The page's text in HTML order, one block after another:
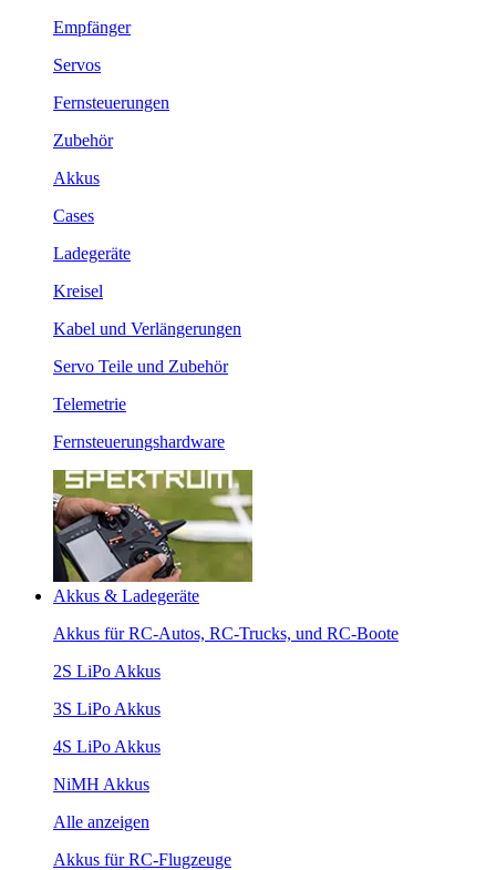
Empfänger
Servos
Fernsteuerungen
Zubehör
Akkus
Cases
Ladegeräte
Kreisel
Kabel und Verlängerungen
Servo Teile und Zubehör
Telemetrie
Fernsteuerungshardware
Akkus & Ladegeräte
Akkus für RC-Autos, RC-Trucks, und RC-Boote
2S LiPo Akkus
3S LiPo Akkus
4S LiPo Akkus
NiMH Akkus
Alle anzeigen
Akkus für RC-Flugzeuge